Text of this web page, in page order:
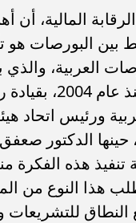
المالية، أن
بين البورصات
العربية،
العمل عليه منذ
ورئيس اتحاد
حينها الدكتور
هذه الفكرة
هذا النوع من
للتشريعات